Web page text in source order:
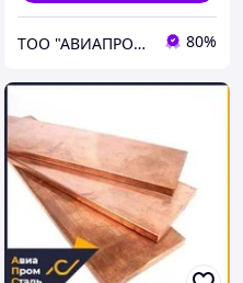
ТОО "АВИАПРОМСТАЛЬ" 80%